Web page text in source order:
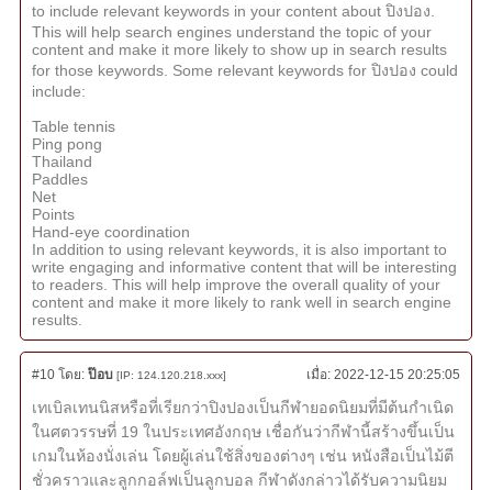
to include relevant keywords in your content about ปิงปอง.
This will help search engines understand the topic of your
content and make it more likely to show up in search results
for those keywords. Some relevant keywords for ปิงปอง could
include:
Table tennis
Ping pong
Thailand
Paddles
Net
Points
Hand-eye coordination
In addition to using relevant keywords, it is also important to
write engaging and informative content that will be interesting
to readers. This will help improve the overall quality of your
content and make it more likely to rank well in search engine
results.
#10โดย: ป๊อบ [IP: 124.120.218.xxx] เมื่อ:2022-12-15 20:25:05
เทเบิลเทนนิสหรือที่เรียกว่าปิงปองเป็นกีฬายอดนิยมที่มีต้นกำเนิด
ในศตวรรษที่ 19 ในประเทศอังกฤษ เชื่อกันว่ากีฬานี้สร้างขึ้นเป็น
เกมในห้องนั่งเล่น โดยผู้เล่นใช้สิ่งของต่างๆ เช่น หนังสือเป็นไม้ตี
ชั่วคราวและลูกกอล์ฟเป็นลูกบอล กีฬาดังกล่าวได้รับความนิยม